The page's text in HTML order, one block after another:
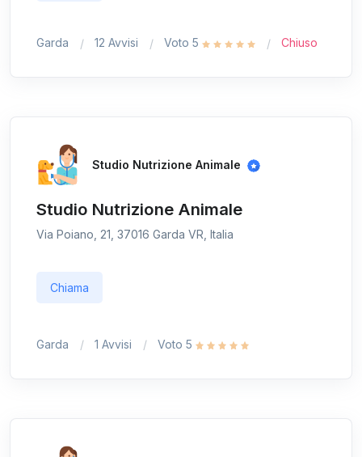
Garda 12 Avvisi Voto 5 Chiuso
Studio Nutrizione Animale
Studio Nutrizione Animale
Via Poiano, 21, 37016 Garda VR, Italia
Chiama
Garda 1 Avvisi Voto 5